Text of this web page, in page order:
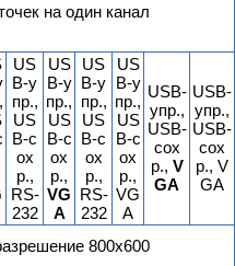
на один канал
US
B-у
пр.,
US
B-с
ох
р.,
RS-
232
US
B-у
пр.,
US
B-с
ох
р.,
VG
A
US
B-у
пр.,
US
B-с
ох
р.,
RS-
232
US
B-у
пр.,
US
B-с
ох
р.,
VG
A
USB-
упр.,
USB-
сох
р., V
GA
USB-
упр.,
USB-
сох
р., V
GA
800х600